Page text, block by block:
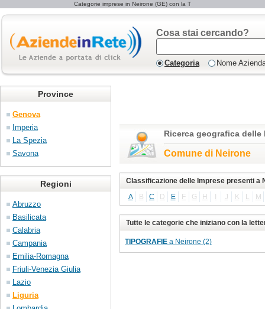
Categorie imprese in Neirone (GE) con la T
Cosa stai cercando?
Categoria Nome
Province
Genova
Imperia
La Spezia
Savona
Regioni
Abruzzo
Basilicata
Calabria
Campania
Emilia-Romagna
Friuli-Venezia Giulia
Lazio
Liguria
Ricerca geografica delle
Comune di Neirone
Classificazione delle Imprese presenti a
A
B C D E F G H J K L M
Tutte le categorie che iniziano con la
TIPOGRAFIE a Neirone (2)